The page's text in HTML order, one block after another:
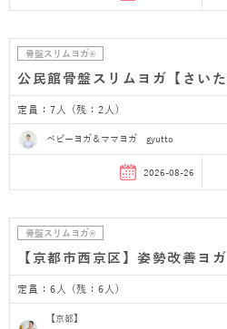
骨盤スリムヨガ®
定員：7人 (残：2人)
ベビーヨガ＆ママヨガ gyutto
2026-08-26
骨盤スリムヨガ®
【京都市西京区】姿勢改善ヨガ
定員：6人 (残：6人)
【京都】